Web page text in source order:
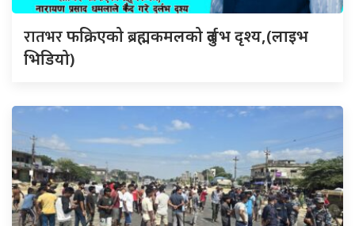
रातभरफक्रिएको ब्रह्मकमलको दुर्लभ दृश्य,(लाइभ
भिडियो)